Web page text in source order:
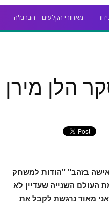
מאחורי הקלעים – הברנז'ה
הלן מירן
בזהב" "הודות למשחק
העולם השנייה שעדיין לא
מאוד נרגשת לקבל את